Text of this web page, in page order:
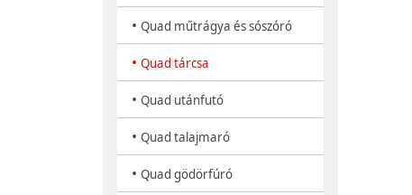
• Quad műtrágya és sószóró
• Quad tárcsa
• Quad utánfutó
• Quad talajmaró
• Quad gödörfúró